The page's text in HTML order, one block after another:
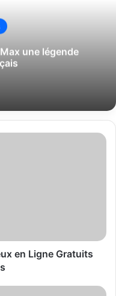
une légende
en Ligne Gratuits